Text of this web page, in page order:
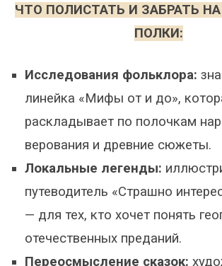
ЧТО ПОЛИСТАТЬ И ЗАБРАТЬ
ПОЛКИ:
Исследования фольклора:
линейка «Мифы от и до»,
раскладывает по полочкам
верования и древние сюжеты.
Локальные легенды:
путеводитель «Страшно
— для тех, кто хочет понять
отечественных преданий.
Переосмысление сказок: